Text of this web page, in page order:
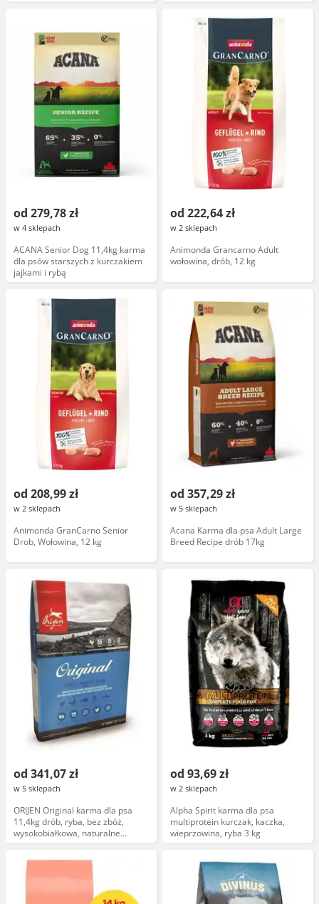
od 279,78 zł
w 4 sklepach
ACANA Senior Dog 11,4kg karma
dla psów starszych z kurczakiem
jajkami i rybą
od 222,64 zł
w 2 sklepach
Animonda Grancarno Adult
wołowina, drób, 12 kg
od 208,99 zł
w 2 sklepach
Animonda GranCarno Senior
Drob, Wołowina, 12 kg
od 357,29 zł
w 5 sklepach
Acana Karma dla psa Adult Large
Breed Recipe drób 17kg
od 341,07 zł
w 5 sklepach
ORIJEN Original karma dla psa
11,4kg drób, ryba, bez zbóż,
wysokobiałkowa, naturalne
składniki
od 93,69 zł
w 2 sklepach
Alpha Spirit karma dla psa
multiprotein kurczak, kaczka,
wieprzowina, ryba 3 kg